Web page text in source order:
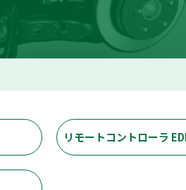
リモートコントローラ